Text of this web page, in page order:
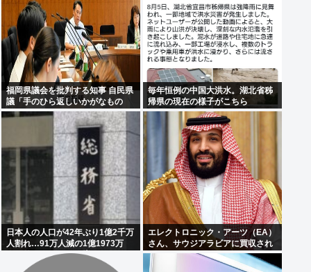
福岡県議会を批判する知事 自民県
議「手のひら返しいかがなもの
か」
毎年恒例の中国大洪水。湖北省秭
帰県の現在の様子がこちら
日本人の人口が42年ぶり1億2千万
人割れ…91万人減の1億1973万
人、外国人は35万人増
エレクトロニック・アーツ（EA）
さん、サウジアラビアに買収され
てしまう。これはハラールゲーム
爆誕か